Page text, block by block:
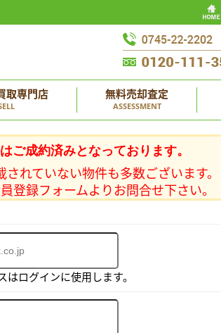
取専門店 無料売却査定
ASSESSMENT
ご成約済みとなっております。
れていない物件も多数ございます。
登録フォームよりお問合せ下さい。
ログインに使用します。